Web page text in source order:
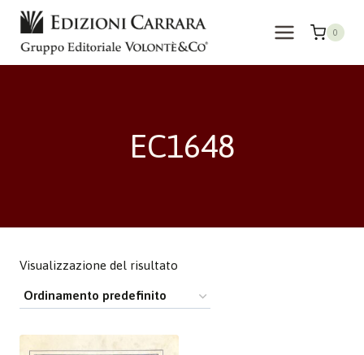
Salta
contenuto
0
EC1648
Visualizzazione del risultato